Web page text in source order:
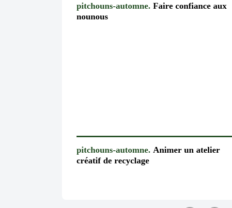
pitchouns-automne. Faire confiance aux
nounous
pitchouns-automne. Animer un atelier
créatif de recyclage